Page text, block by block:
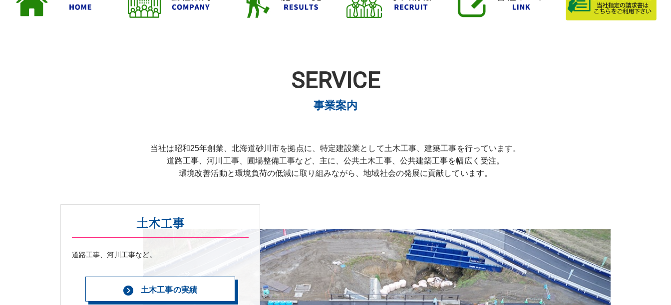
SERVICE
事業案内
当社は昭和25年創業、北海道砂川市を拠点に、特定建設業として土木工事、建築工事を行っています。
道路工事、河川工事、圃場整備工事など、主に、公共土木工事、公共建築工事を幅広く受注。
環境改善活動と環境負荷の低減に取り組みながら、地域社会の発展に貢献しています。
土木工事
道路工事、河川工事など。
土木工事の実績